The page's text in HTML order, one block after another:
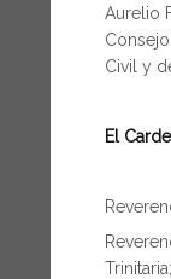
Aurelio
Civil y
El
Trinitaria;